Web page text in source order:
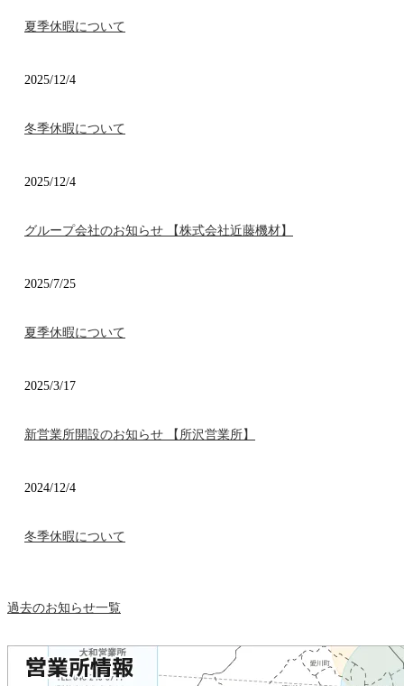
夏季休暇について
2025/12/4
冬季休暇について
2025/12/4
グループ会社のお知らせ 【株式会社近藤機材】
2025/7/25
夏季休暇について
2025/3/17
新営業所開設のお知らせ 【所沢営業所】
2024/12/4
冬季休暇について
過去のお知らせ一覧